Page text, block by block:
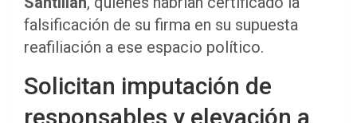
falsificación de su firma en su supuesta
reafiliación a ese espacio político.
Solicitan imputación de
responsables y elevación a